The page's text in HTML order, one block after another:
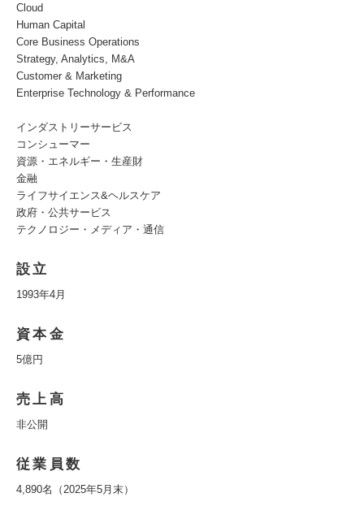
Cloud
Human Capital
Core Business Operations
Strategy, Analytics, M&A
Customer & Marketing
Enterprise Technology & Performance
インダストリーサービス
コンシューマー
資源・エネルギー・生産財
金融
ライフサイエンス&ヘルスケア
政府・公共サービス
テクノロジー・メディア・通信
設立
1993年4月
資本金
5億円
売上高
非公開
従業員数
4,890名（2025年5月末）